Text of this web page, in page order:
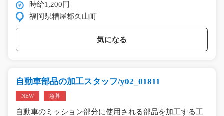
時給1,200円
福岡県糟屋郡久山町
気になる
自動車部品の加工スタッフ/y02_01811
NEW 急募
自動車のミッション部分に使用される部品を加工する工